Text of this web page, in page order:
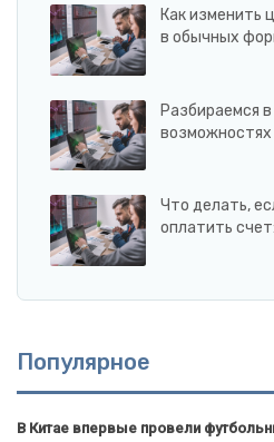
Как изменить
в обычных
Разбираемся
возможностях
Что делать,
оплатить
Популярное
В Китае впервые провели